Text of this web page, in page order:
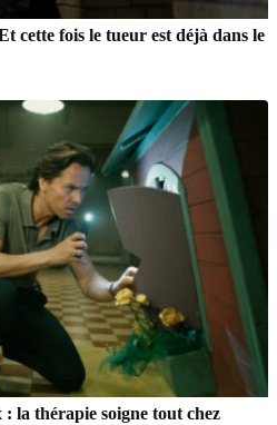
cette fois le tueur est déjà dans le
la thérapie soigne tout chez